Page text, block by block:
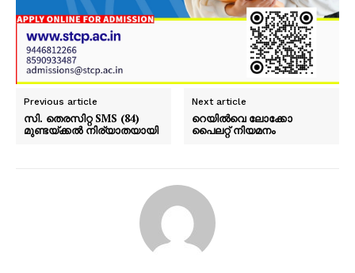
Previous article
സി. തെരസിറ്റ SMS (84)
മുണ്ടയ്ക്കൽ നിര്യാതയായി
Next article
റെയിൽവെ ലോക്കോ
പൈലറ്റ് നിയമനം